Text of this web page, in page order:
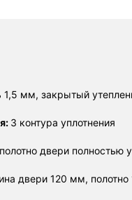
1,5 мм, закрытый
3 контура уплотнения
двери полностью
двери 120 мм,